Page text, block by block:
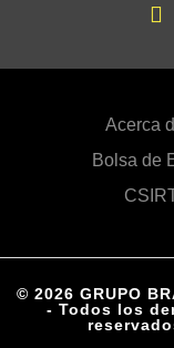
Acerca
Bolsa de
© 2026 GRUPO
- Todos los